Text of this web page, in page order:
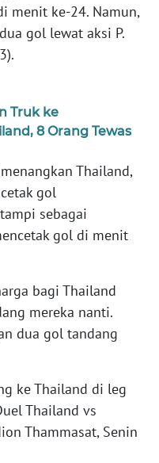
menit ke-24. Namun,
gol lewat aksi P.
Truk ke
8 Orang Tewas
Thailand,
gol
sebagai
gol di menit
bagi Thailand
mereka nanti.
dua gol tandang
ke Thailand di leg
Thailand vs
Thammasat, Senin